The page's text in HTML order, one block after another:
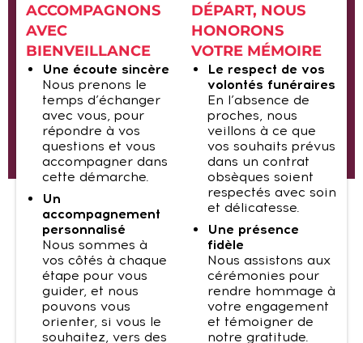
ACCOMPAGNONS
AVEC
BIENVEILLANCE
Une écoute sincère
Nous prenons le
temps d’échanger
avec vous, pour
répondre à vos
questions et vous
accompagner dans
cette démarche.
Un
accompagnement
personnalisé
Nous sommes à
vos côtés à chaque
étape pour vous
guider, et nous
pouvons vous
orienter, si vous le
souhaitez, vers des
DÉPART, NOUS
HONORONS
VOTRE MÉMOIRE
Le respect de vos
volontés funéraires
En l’absence de
proches, nous
veillons à ce que
vos souhaits prévus
dans un contrat
obsèques soient
respectés avec soin
et délicatesse.
Une présence
fidèle
Nous assistons aux
cérémonies pour
rendre hommage à
votre engagement
et témoigner de
notre gratitude.